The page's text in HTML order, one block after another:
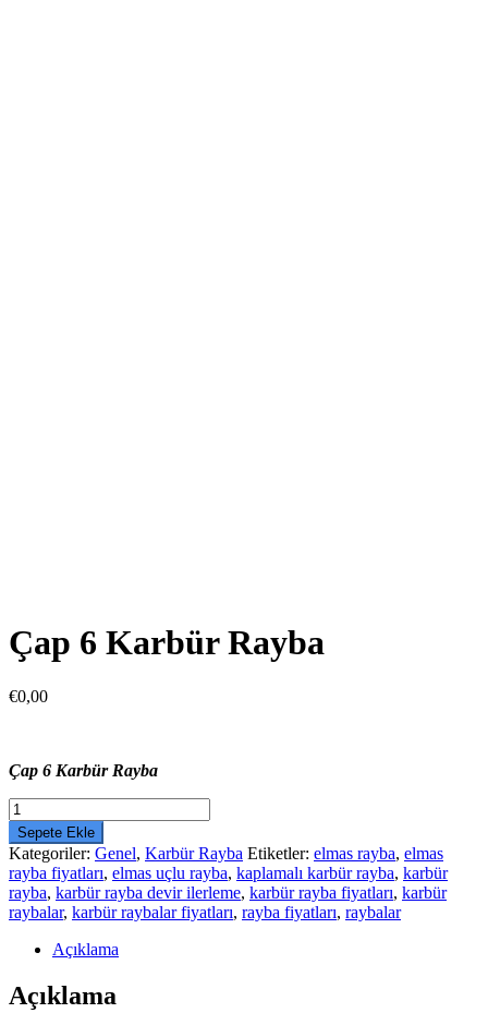
Çap 6 Karbür Rayba
€0,00
Çap 6 Karbür Rayba
Çap
6
Karbür
Rayba
adet
Sepete Ekle
Kategoriler: Genel, Karbür Rayba Etiketler: elmas rayba, elmas
rayba fiyatları, elmas uçlu rayba, kaplamalı karbür rayba, karbür
rayba, karbür rayba devir ilerleme, karbür rayba fiyatları, karbür
raybalar, karbür raybalar fiyatları, rayba fiyatları, raybalar
Açıklama
Açıklama